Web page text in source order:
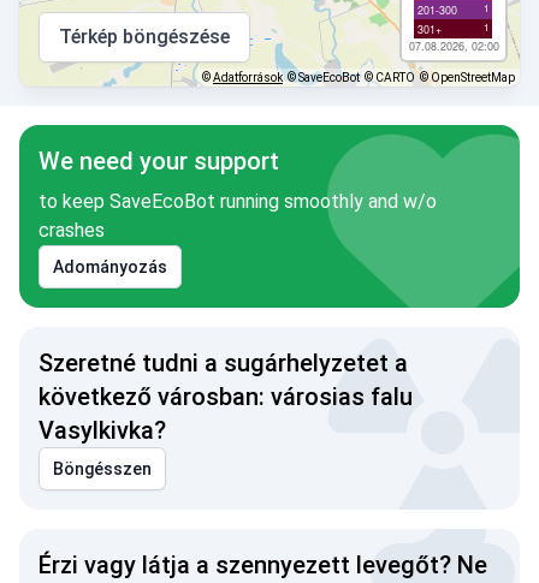
201-300 1
301+ 1
07.08.2026, 02:00
Térkép böngészése
©Adatforrások © SaveEcoBot © CARTO © OpenStreetMap
We need your support
to keep SaveEcoBot running smoothly and w/o
crashes
Adományozás
Szeretné tudni a sugárhelyzetet a
következő városban: városias falu
Vasylkivka?
Böngésszen
Érzi vagy látja a szennyezett levegőt? Ne